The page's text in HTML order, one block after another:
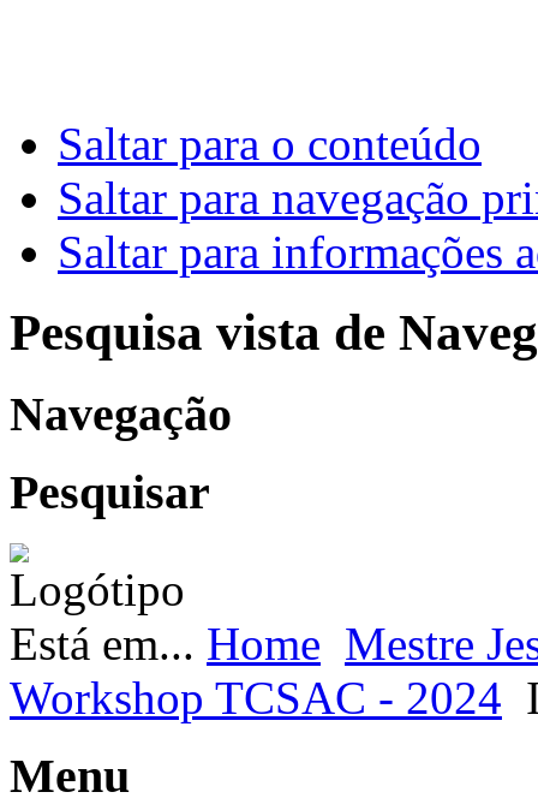
Saltar para o conteúdo
Saltar para navegação
Saltar para informações
Pesquisa vista de
Navegação
Pesquisar
Está em... Home Mestre
Workshop TCSAC - 2024
Menu